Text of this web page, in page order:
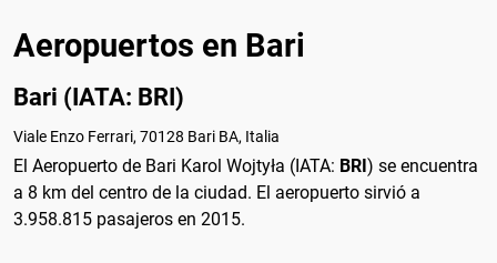
Aeropuertos en Bari
Bari (IATA: BRI)
Viale Enzo Ferrari, 70128 Bari BA, Italia
El Aeropuerto de Bari Karol Wojtyła (IATA: BRI) se encuentra
a 8 km del centro de la ciudad. El aeropuerto sirvió a
3.958.815 pasajeros en 2015.